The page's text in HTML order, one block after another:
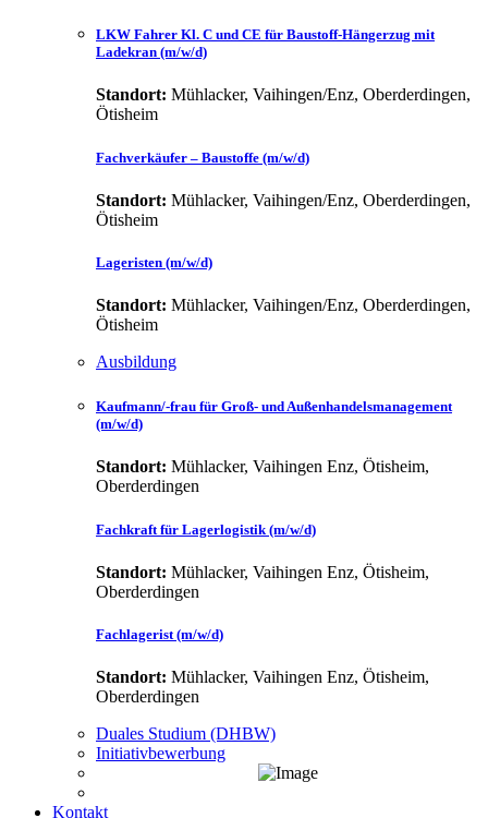
LKW Fahrer Kl. C und CE für Baustoff-Hängerzug mit
Ladekran (m/w/d)
Standort: Mühlacker, Vaihingen/Enz, Oberderdingen,
Ötisheim
Fachverkäufer – Baustoffe (m/w/d)
Standort: Mühlacker, Vaihingen/Enz, Oberderdingen,
Ötisheim
Lageristen (m/w/d)
Standort: Mühlacker, Vaihingen/Enz, Oberderdingen,
Ötisheim
Ausbildung
Kaufmann/-frau für Groß- und Außenhandelsmanagement
(m/w/d)
Standort: Mühlacker, Vaihingen Enz, Ötisheim,
Oberderdingen
Fachkraft für Lagerlogistik (m/w/d)
Standort: Mühlacker, Vaihingen Enz, Ötisheim,
Oberderdingen
Fachlagerist (m/w/d)
Standort: Mühlacker, Vaihingen Enz, Ötisheim,
Oberderdingen
Duales Studium (DHBW)
Initiativbewerbung
Kontakt